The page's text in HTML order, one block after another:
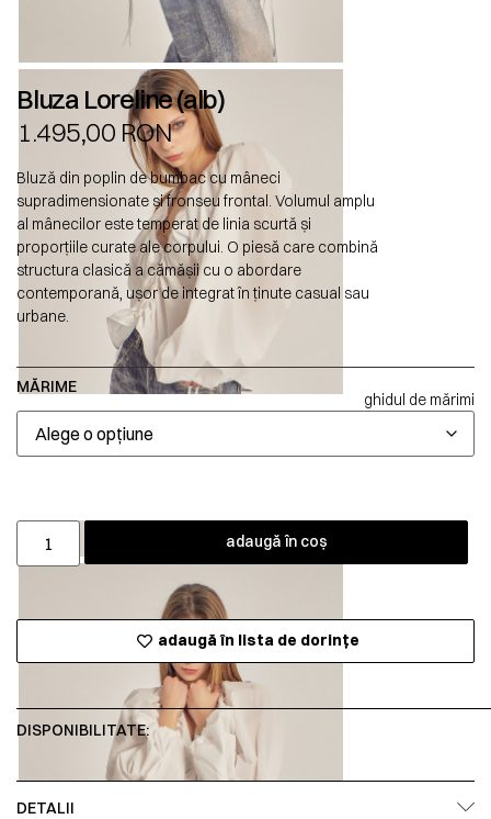
Bluza Loreline (alb)
1.495,00 RON
Bluză din poplin de bumbac cu mâneci
supradimensionate și fronseu frontal. Volumul amplu
al mânecilor este temperat de linia scurtă și
proporțiile curate ale corpului. O piesă care combină
structura clasică a cămășii cu o abordare
contemporană, ușor de integrat în ținute casual sau
urbane.
MĂRIME
ghidul de mărimi
adaugă în coș
adaugă în lista de dorințe
DISPONIBILITATE:
DETALII